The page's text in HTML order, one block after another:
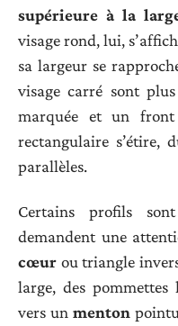
supérieure à la
visage rond, lui,
sa largeur se
visage carré sont
marquée et un
rectangulaire s’étire,
parallèles.
Certains profils
demandent une
cœur ou triangle
large, des
vers unmenton